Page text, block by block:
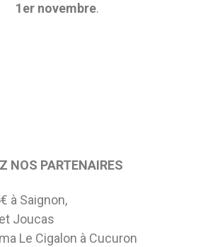
1er novembre.
NOS PARTENAIRES
à Saignon,
Joucas
Le Cigalon à Cucuron